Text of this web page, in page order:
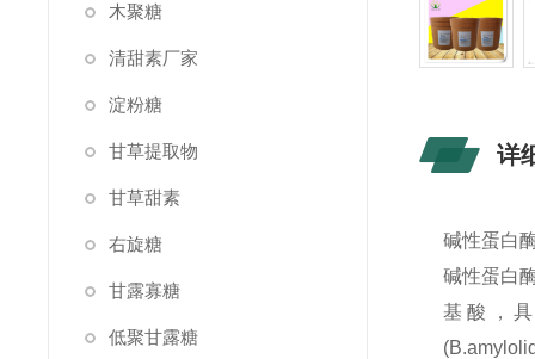
木聚糖
清甜素厂家
淀粉糖
甘草提取物
甘草甜素
右旋糖
甘露寡糖
低聚甘露糖
详
碱性蛋白
碱性蛋白
基酸，